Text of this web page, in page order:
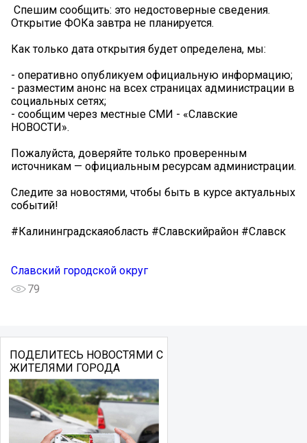
️ Спешим сообщить: это недостоверные сведения.
Открытие ФОКа завтра не планируется.
Как только дата открытия будет определена, мы:
- оперативно опубликуем официальную информацию;
- разместим анонс на всех страницах администрации в
социальных сетях;
- сообщим через местные СМИ - «Славские
НОВОСТИ».
Пожалуйста, доверяйте только проверенным
источникам — официальным ресурсам администрации.
Следите за новостями, чтобы быть в курсе актуальных
событий!
#Калининградскаяобласть #Славскийрайон #Славск
Славский городской округ
79
ПОДЕЛИТЕСЬ НОВОСТЯМИ С
ЖИТЕЛЯМИ ГОРОДА